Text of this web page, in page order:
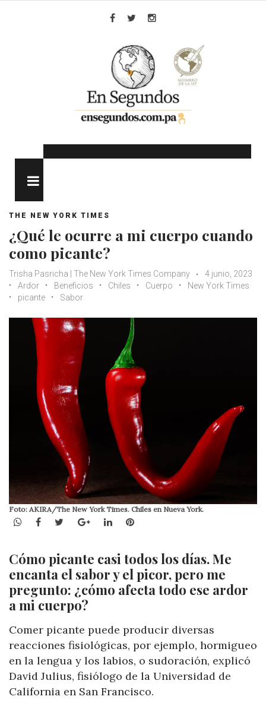
THE NEW YORK TIMES
¿Qué le ocurre a mi cuerpo cuando
como picante?
Trisha Pasricha | The New York Times Company
4 junio, 2023
Ardor
Beneficios Chiles Cuerpo
New York Times
picante
Sabor
Foto: AKIRA/The New York Times. Chiles en Nueva York.
WhatsApp
Facebook
TwitterGoogle+LinkedInPinterest
Cómo picante casi todos los días. Me
encanta el sabor y el picor, pero me
pregunto: ¿cómo afecta todo ese ardor
a mi cuerpo?
Comer picante puede producir diversas
reacciones fisiológicas, por ejemplo, hormigueo
en la lengua y los labios, o sudoración, explicó
David Julius, fisiólogo de la Universidad de
California en San Francisco.